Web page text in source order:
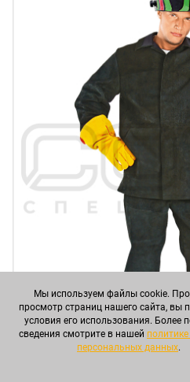
Мы используем файлы cookie.
просмотр страниц нашего сайта, вы
условия его использования. Более
сведения смотрите в нашей
персональных данных.